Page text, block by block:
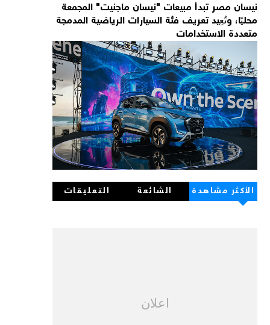
نيسان مصر تبدأ مبيعات "نيسان ماجنيت" المجمعة
محليًا، وتُعِيد تعريف فئة السيارات الرياضية المدمجة
متعددة الاستخدامات
الأكثر مشاهدة الشائعة التعليقات
اعلان